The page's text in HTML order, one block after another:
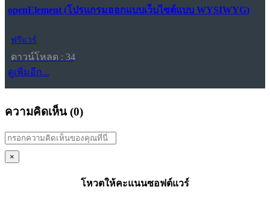
openElement (โปรแกรมออกแบบเว็บไซต์แบบ WYSIWYG)
ฟรีแวร์
ดาวน์โหลด : 34
ดูเพิ่มอีก...
ความคิดเห็น (0)
×
โหวตให้คะแนนซอฟต์แวร์